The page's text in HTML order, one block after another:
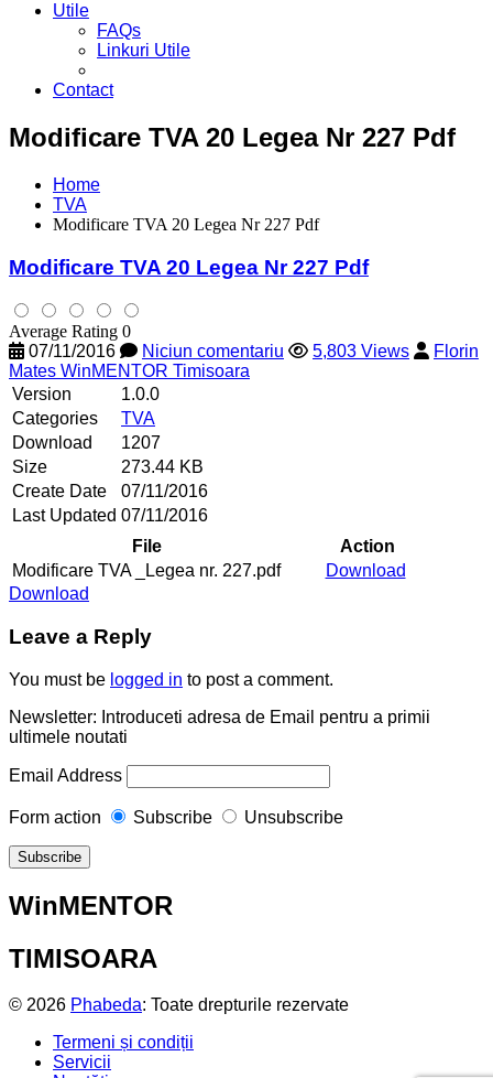
Utile
FAQs
Linkuri Utile
Contact
Modificare TVA 20 Legea Nr 227 Pdf
Home
TVA
Modificare TVA 20 Legea Nr 227 Pdf
Modificare TVA 20 Legea Nr 227 Pdf
Average Rating 0
07/11/2016
Niciun comentariu 5,803 Views
Florin
Mates WinMENTOR Timisoara
Version
1.0.0
Categories
TVA
Download
1207
Size
273.44 KB
Create Date
07/11/2016
Last Updated 07/11/2016
File
Action
Modificare TVA _Legea nr. 227.pdf
Download
Download
Leave a Reply
You must be logged in to post a comment.
Newsletter: Introduceti adresa de Email pentru a primii
ultimele noutati
Email Address
Form action Subscribe Unsubscribe
WinMENTOR
TIMISOARA
© 2026 Phabeda: Toate drepturile rezervate
Termeni și condiții
Servicii